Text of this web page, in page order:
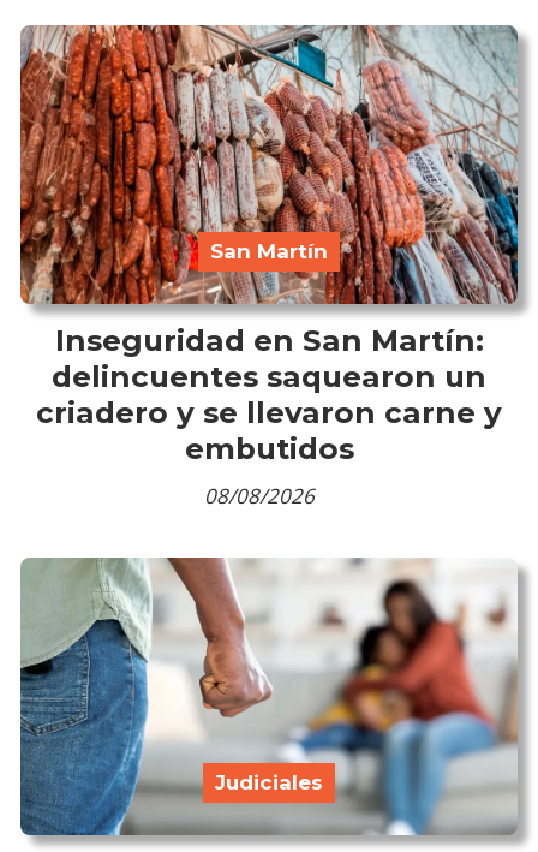
Inseguridad en San Martín:
delincuentes saquearon un
criadero y se llevaron carne y
embutidos
San Martín
08/08/2026
Judiciales